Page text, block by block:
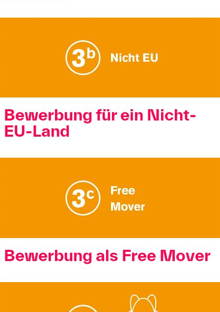
Bewerbung für ein Nicht-
EU-Land
Bewerbung als Free Mover